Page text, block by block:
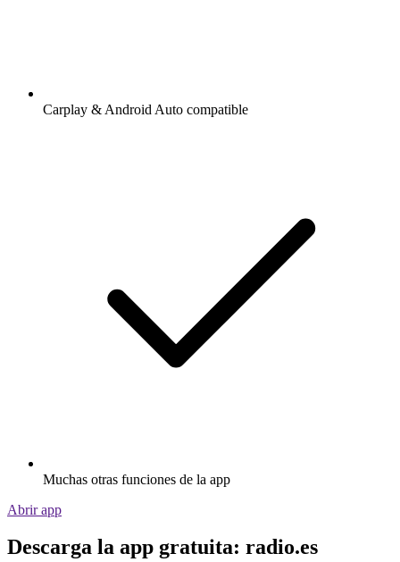
Carplay & Android Auto compatible
Muchas otras funciones de la app
Abrir app
Descarga la app gratuita: radio.es